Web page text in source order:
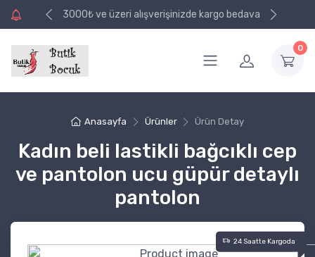
bedava 3000₺ ve üzeri alışverişinizde kargo bedava
0
Anasayfa Ürünler Ürün Detay
Kadın beli lastikli bağcıklı cep
ve pantolon ucu güpür detaylı
pantolon
24 Saatte Kargoda